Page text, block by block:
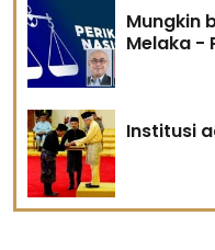
Mungkin
Melaka -
Institusi